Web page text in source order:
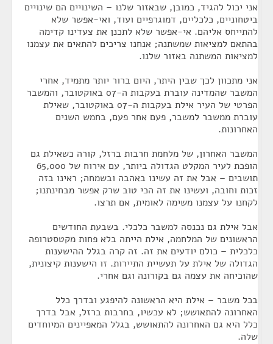
אני יכול להגיד, כמובן, שבאזור שלנו – השינויים הם שינויים
ביטחוניים, כלכליים, דמוגרפיים ועוד, ואי-אפשר שלא
להתייחס אליהם. אי-אפשר שלא לתכנן את צעדינו קדימה
בהתאם למציאות שמשתנה; אנחנו צריכים להתאים את עצמנו
למציאות המשתנה באזור שלנו.
אני מתכוון לכך שבין היתר, היום ברור יותר מתמיד, אחרי
המשבר שהמדינה עוברת בעקבות ה-07 באוקטובר, והמשבר
הפרטי של העיר אילת בעקבות ה-07 באוקטובר, שאילת
עוברת ממשבר למשבר, פעם אחר פעם, בחמש השנים
האחרונות.
המשבר האחרון, של מלחמת חרבות ברזל, קורה כשאילת גם
הופכת לעיר המקלט הגדולה ביותר, עם אירוח של 65,000
תושבים – אבל את זה עשינו באהבה ובשמחה; ראינו בזה
זכות וחובה, ועשינו את זה הכי טוב שרק אפשר מבחינתנו;
לקחנו על עצמנו משימה לאומית, אם תרצו.
אבל אילת גם נכנסה למשבר כלכלי. בשבעת החודשים
הראשונים של המלחמה, אילת הייתה בלא פחות מקטסטרופה
כלכלית – כולם יודעים את זה. זה קרה בגלל ההישענות
הגדולה של אילת על תעשיית התיירות. זו הישענות קיצונית,
שהוכיחה את עצמה גם בקורונה וגם אחרי.
בכל משבר – אילת היא הראשונה להיפגע ובדרך כלל
האחרונה להתאושש; לא עכשיו, בחרבות ברזל, אבל בדרך
כלל היא גם האחרונה להתאושש, בגלל המאפיינים המיוחדים
שלה.